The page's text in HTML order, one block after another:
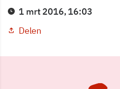
1 mrt 2016, 16:03
Delen